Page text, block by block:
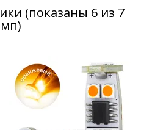
(показаны 6 из 7